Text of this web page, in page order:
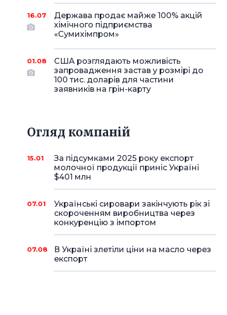
16.07
Держава продає майже 100% акцій
хімічного підприємства
«Сумихімпром»
01.08
США розглядають можливість
запровадження застав у розмірі до
100 тис. доларів для частини
заявників на грін-карту
Огляд компаній
15.01
За підсумками 2025 року експорт
молочної продукції приніс Україні
$401 млн
07.01
Українські сировари закінчують рік зі
скороченням виробництва через
конкуренцію з імпортом
07.08
В Україні злетіли ціни на масло через
експорт